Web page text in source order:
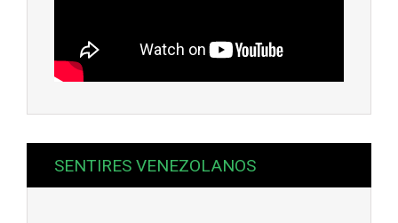
SENTIRES VENEZOLANOS